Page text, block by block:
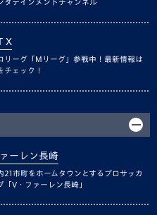
タテインメントチャンネル
X
リーグ「Mリーグ」参戦中！最新情報は
チェック！
ーレン長崎
21市町をホームタウンとするプロサッカ
「V・ファーレン長崎」